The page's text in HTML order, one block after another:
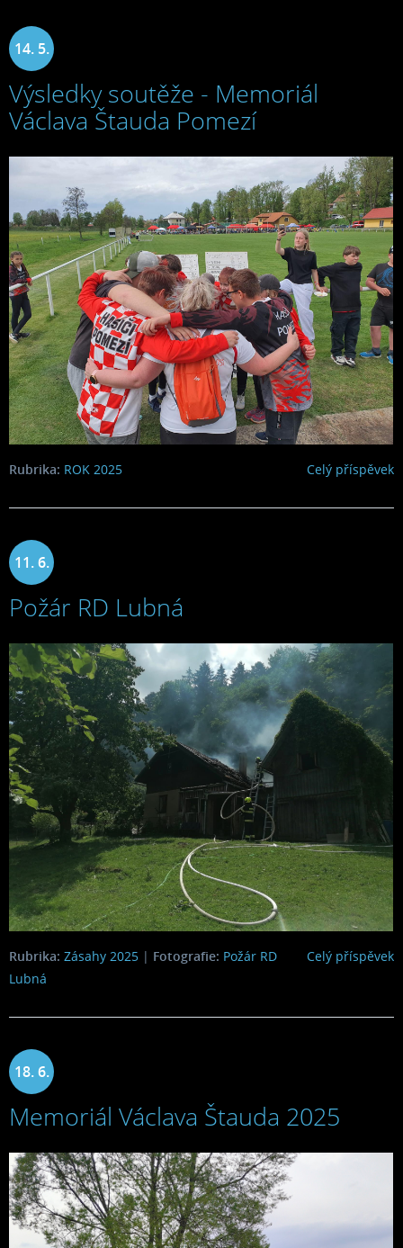
14. 5.
2025
Výsledky soutěže - Memoriál
Václava Štauda Pomezí
Celý příspěvek
Rubrika: ROK 2025
11. 6.
2025
Požár RD Lubná
Celý příspěvek
Rubrika: Zásahy 2025 | Fotografie: Požár RD
Lubná
18. 6.
2025
Memoriál Václava Štauda 2025